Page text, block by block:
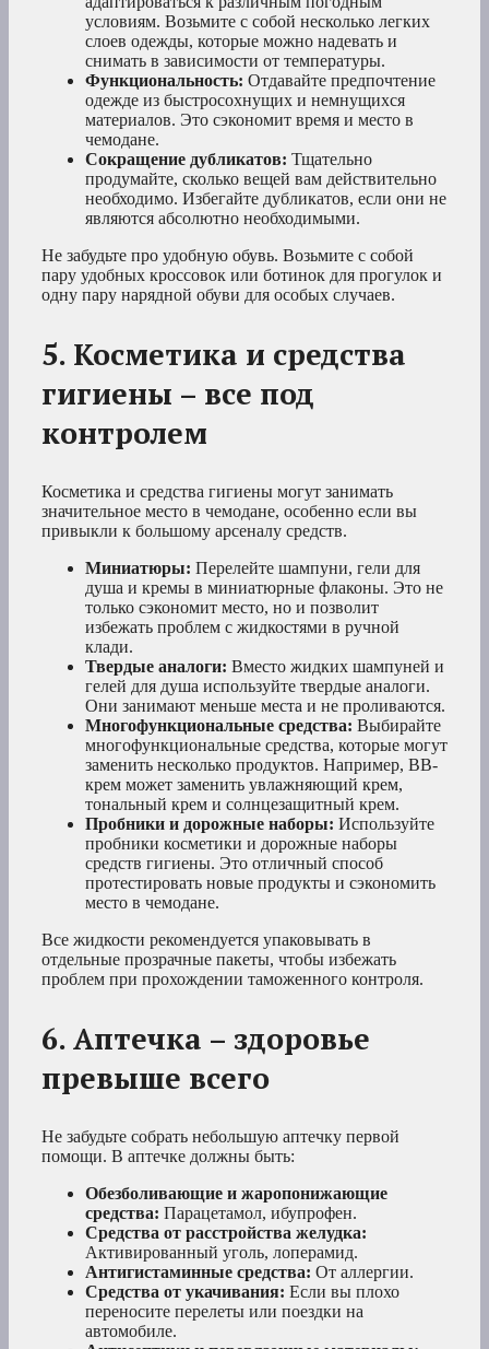
условиям. Возьмите с собой несколько легких
слоев одежды, которые можно надевать и
снимать в зависимости от температуры.
Функциональность: Отдавайте предпочтение
одежде из быстросохнущих и немнущихся
материалов. Это сэкономит время и место в
чемодане.
Сокращение дубликатов: Тщательно
продумайте, сколько вещей вам действительно
необходимо. Избегайте дубликатов, если они не
являются абсолютно необходимыми.
Не забудьте про удобную обувь. Возьмите с собой
пару удобных кроссовок или ботинок для прогулок и
одну пару нарядной обуви для особых случаев.
5. Косметика и средства
гигиены – все под
контролем
Косметика и средства гигиены могут занимать
значительное место в чемодане, особенно если вы
привыкли к большому арсеналу средств.
Миниатюры: Перелейте шампуни, гели для
душа и кремы в миниатюрные флаконы. Это не
только сэкономит место, но и позволит
избежать проблем с жидкостями в ручной
клади.
Твердые аналоги: Вместо жидких шампуней и
гелей для душа используйте твердые аналоги.
Они занимают меньше места и не проливаются.
Многофункциональные средства: Выбирайте
многофункциональные средства, которые могут
заменить несколько продуктов. Например, BB-
крем может заменить увлажняющий крем,
тональный крем и солнцезащитный крем.
Пробники и дорожные наборы: Используйте
пробники косметики и дорожные наборы
средств гигиены. Это отличный способ
протестировать новые продукты и сэкономить
место в чемодане.
Все жидкости рекомендуется упаковывать в
отдельные прозрачные пакеты, чтобы избежать
проблем при прохождении таможенного контроля.
6. Аптечка – здоровье
превыше всего
Не забудьте собрать небольшую аптечку первой
помощи. В аптечке должны быть:
Обезболивающие и жаропонижающие
средства: Парацетамол, ибупрофен.
Средства от расстройства желудка:
Активированный уголь, лоперамид.
Антигистаминные средства: От аллергии.
Средства от укачивания: Если вы плохо
переносите перелеты или поездки на
автомобиле.